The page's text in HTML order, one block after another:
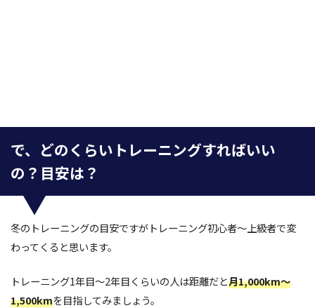
で、どのくらいトレーニングすればいい
の？目安は？
冬のトレーニングの目安ですがトレーニング初心者～上級者で変
わってくると思います。
トレーニング1年目～2年目くらいの人は距離だと月1,000km～
1,500kmを目指してみましょう。